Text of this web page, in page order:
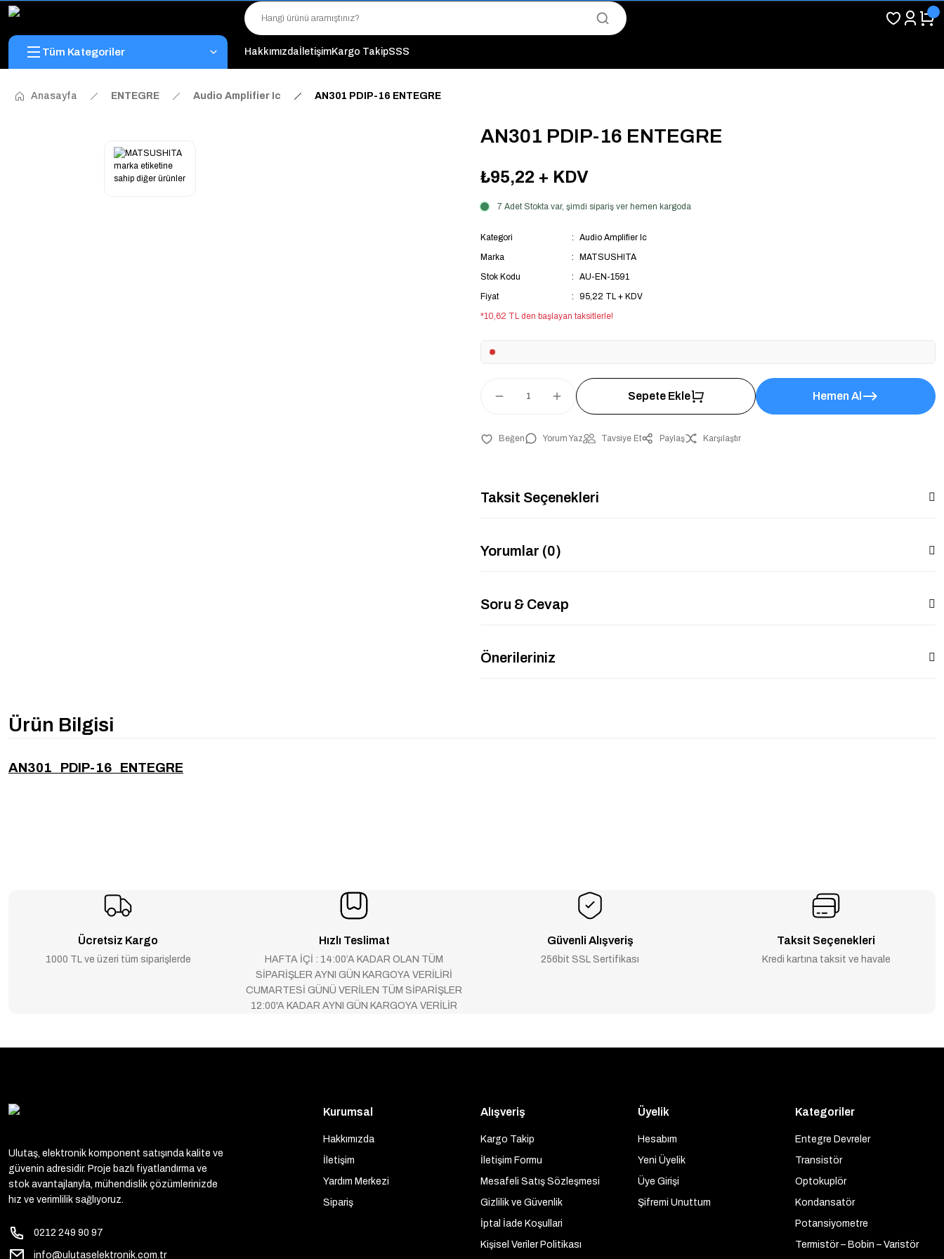
"Toptan Fiyatına Perakende Satış Avantajını Kaçırmayın!"
"Üyelere Özel: Stok Önceliği ve Proje Fiyatları."
Tüm Kategoriler HakkımızdaİletişimKargo TakipSSS
Anasayfa ENTEGRE Audio Amplifier Ic AN301 PDIP-16 ENTEGRE
AN301 PDIP-16 ENTEGRE
₺95,22 + KDV
7 Adet Stokta var, şimdi sipariş ver hemen kargoda
Kategori
Audio Amplifier Ic
Marka
MATSUSHITA
Stok Kodu
AU-EN-1591
Fiyat
95,22 TL + KDV
*10,62 TL den başlayan taksitlerle!
Sepete Ekle Hemen Al
Yorum Yaz Tavsiye Et Paylaş Karşılaştır
Taksit Seçenekleri
Yorumlar (0)
Soru & Cevap
Önerileriniz
Ürün Bilgisi
AN301 PDIP-16 ENTEGRE
Ücretsiz Kargo
1000 TL ve üzeri tüm siparişlerde
Hızlı Teslimat
HAFTA İÇİ : 14:00’A KADAR OLAN TÜM
SİPARİŞLER AYNI GÜN KARGOYA VERİLİRİ
CUMARTESİ GÜNÜ VERİLEN TÜM SİPARİŞLER
12:00'A KADAR AYNI GÜN KARGOYA VERİLİR
Güvenli Alışveriş
256bit SSL Sertifikası
Taksit Seçenekleri
Kredi kartına taksit ve havale
Ulutaş, elektronik komponent satışında kalite ve
güvenin adresidir. Proje bazlı fiyatlandırma ve
stok avantajlarıyla, mühendislik çözümlerinizde
hız ve verimlilik sağlıyoruz.
0212 249 90 97
info@ulutaselektronik.com.tr
Kurumsal
Hakkımızda
İletişim
Yardım Merkezi
Sipariş
Alışveriş
Kargo Takip
İletişim Formu
Mesafeli Satış Sözleşmesi
Gizlilik ve Güvenlik
İptal İade Koşullari
Kişisel Veriler Politikası
Üyelik
Hesabım
Yeni Üyelik
Üye Girişi
Şifremi Unuttum
Kategoriler
Entegre Devreler
Transistör
Optokuplör
Kondansatör
Potansiyometre
Termistör – Bobin – Varistör